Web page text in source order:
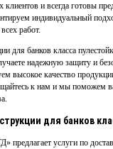
и всегда готовы
индивидуальный
работ.
для банков класса
надежную защиту и
высокое качество
к нам и мы поможем
для банков
услуги по